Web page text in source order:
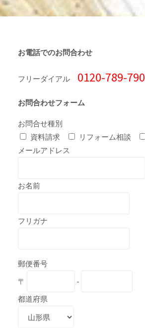
お電話でのお問合わせ
フリーダイアル 0120-789-790
お問合わせフォーム
お問合せ種別
資料請求
リフォーム相談
メールアドレス
お名前
フリガナ
郵便番号
〒
-
都道府県